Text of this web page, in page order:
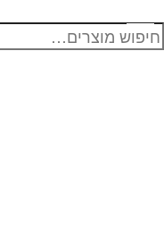
חיפוש
עבור: